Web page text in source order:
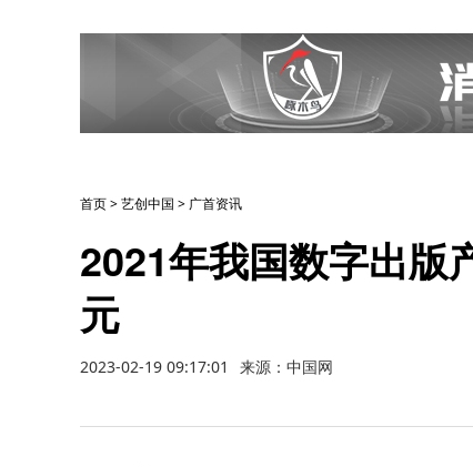
首页>艺创中国 > 广首资讯
2021年我国数字出版
元
2023-02-19 09:17:01 来源：中国网